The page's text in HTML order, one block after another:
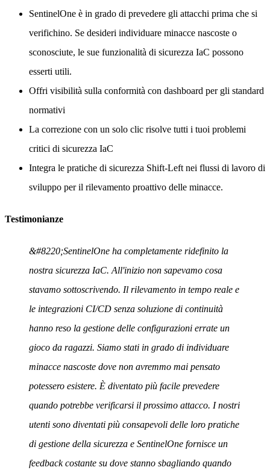
SentinelOne è in grado di prevedere gli attacchi prima che si
verifichino. Se desideri individuare minacce nascoste o
sconosciute, le sue funzionalità di sicurezza IaC possono
esserti utili.
Offri visibilità sulla conformità con dashboard per gli standard
normativi
La correzione con un solo clic risolve tutti i tuoi problemi
critici di sicurezza IaC
Integra le pratiche di sicurezza Shift-Left nei flussi di lavoro di
sviluppo per il rilevamento proattivo delle minacce.
Testimonianze
&#8220;SentinelOne ha completamente ridefinito la
nostra sicurezza IaC. All'inizio non sapevamo cosa
stavamo sottoscrivendo. Il rilevamento in tempo reale e
le integrazioni CI/CD senza soluzione di continuità
hanno reso la gestione delle configurazioni errate un
gioco da ragazzi. Siamo stati in grado di individuare
minacce nascoste dove non avremmo mai pensato
potessero esistere. È diventato più facile prevedere
quando potrebbe verificarsi il prossimo attacco. I nostri
utenti sono diventati più consapevoli delle loro pratiche
di gestione della sicurezza e SentinelOne fornisce un
feedback costante su dove stanno sbagliando quando